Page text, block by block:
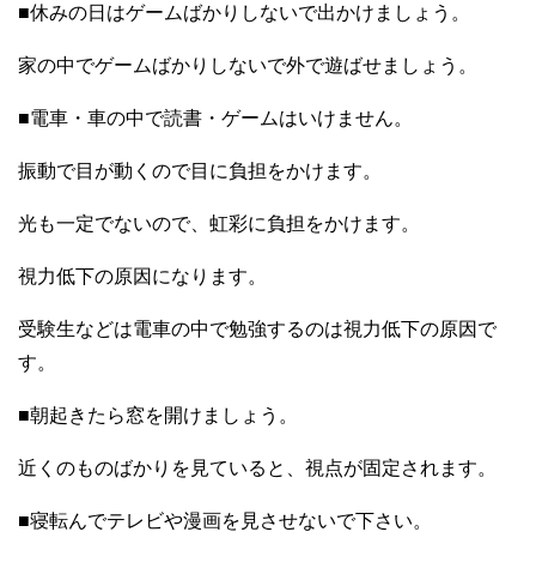
■休みの日はゲームばかりしないで出かけましょう。
家の中でゲームばかりしないで外で遊ばせましょう。
■電車・車の中で読書・ゲームはいけません。
振動で目が動くので目に負担をかけます。
光も一定でないので、虹彩に負担をかけます。
視力低下の原因になります。
受験生などは電車の中で勉強するのは視力低下の原因で
す。
■朝起きたら窓を開けましょう。
近くのものばかりを見ていると、視点が固定されます。
■寝転んでテレビや漫画を見させないで下さい。